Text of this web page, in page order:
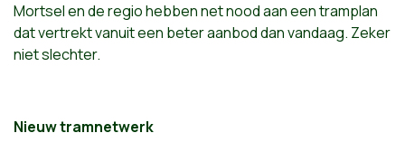
Mortsel en de regio hebben net nood aan een tramplan
dat vertrekt vanuit een beter aanbod dan vandaag. Zeker
niet slechter.
Nieuw tramnetwerk